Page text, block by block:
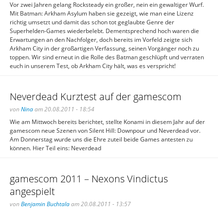
Vor zwei Jahren gelang Rocksteady ein großer, nein ein gewaltiger Wurf.
Mit Batman: Arkham Asylum haben sie gezeigt, wie man eine Lizenz
richtig umsetzt und damit das schon tot geglaubte Genre der
Superhelden-Games wiederbelebt. Dementsprechend hoch waren die
Erwartungen an den Nachfolger, doch bereits im Vorfeld zeigte sich
Arkham City in der großartigen Verfassung, seinen Vorgänger noch zu
toppen. Wir sind erneut in die Rolle des Batman geschlüpft und verraten
euch in unserem Test, ob Arkham City hält, was es verspricht!
Neverdead Kurztest auf der gamescom
von Ninaam 20.08.2011 - 18:54
Wie am Mittwoch bereits berichtet, stellte Konami in diesem Jahr auf der
gamescom neue Szenen von Silent Hill: Downpour und Neverdead vor.
Am Donnerstag wurde uns die Ehre zuteil beide Games antesten zu
können. Hier Teil eins: Neverdead
gamescom 2011 – Nexons Vindictus
angespielt
von Benjamin Buchtalaam 20.08.2011 - 13:57